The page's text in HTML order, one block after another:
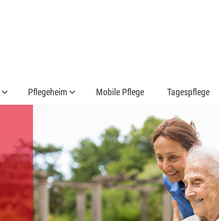
Pflegeheim Mobile Pflege Tagespflege